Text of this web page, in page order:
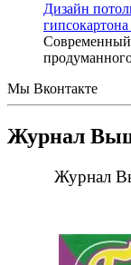
Дизайн
Современный
Мы Вконтакте
Журнал
Журнал